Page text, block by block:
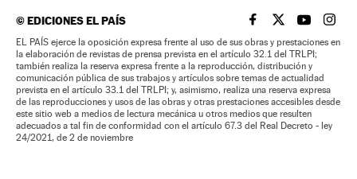
©EDICIONES EL PAÍS EL PAÍS BRASIL EN
EL PAÍSEL PAÍS
EL
EL PAÍS ejerce la oposición expresa frente al uso de sus obras y prestaciones en
la elaboración de revistas de prensa prevista en el artículo 32.1 del TRLPI;
también realiza la reserva expresa frente a la reproducción, distribución y
comunicación pública de sus trabajos y artículos sobre temas de actualidad
prevista en el artículo 33.1 del TRLPI; y, asimismo, realiza una reserva expresa
de las reproducciones y usos de las obras y otras prestaciones accesibles desde
este sitio web a medios de lectura mecánica u otros medios que resulten
adecuados a tal fin de conformidad con el artículo 67.3 del Real Decreto - ley
24/2021, de 2 de noviembre